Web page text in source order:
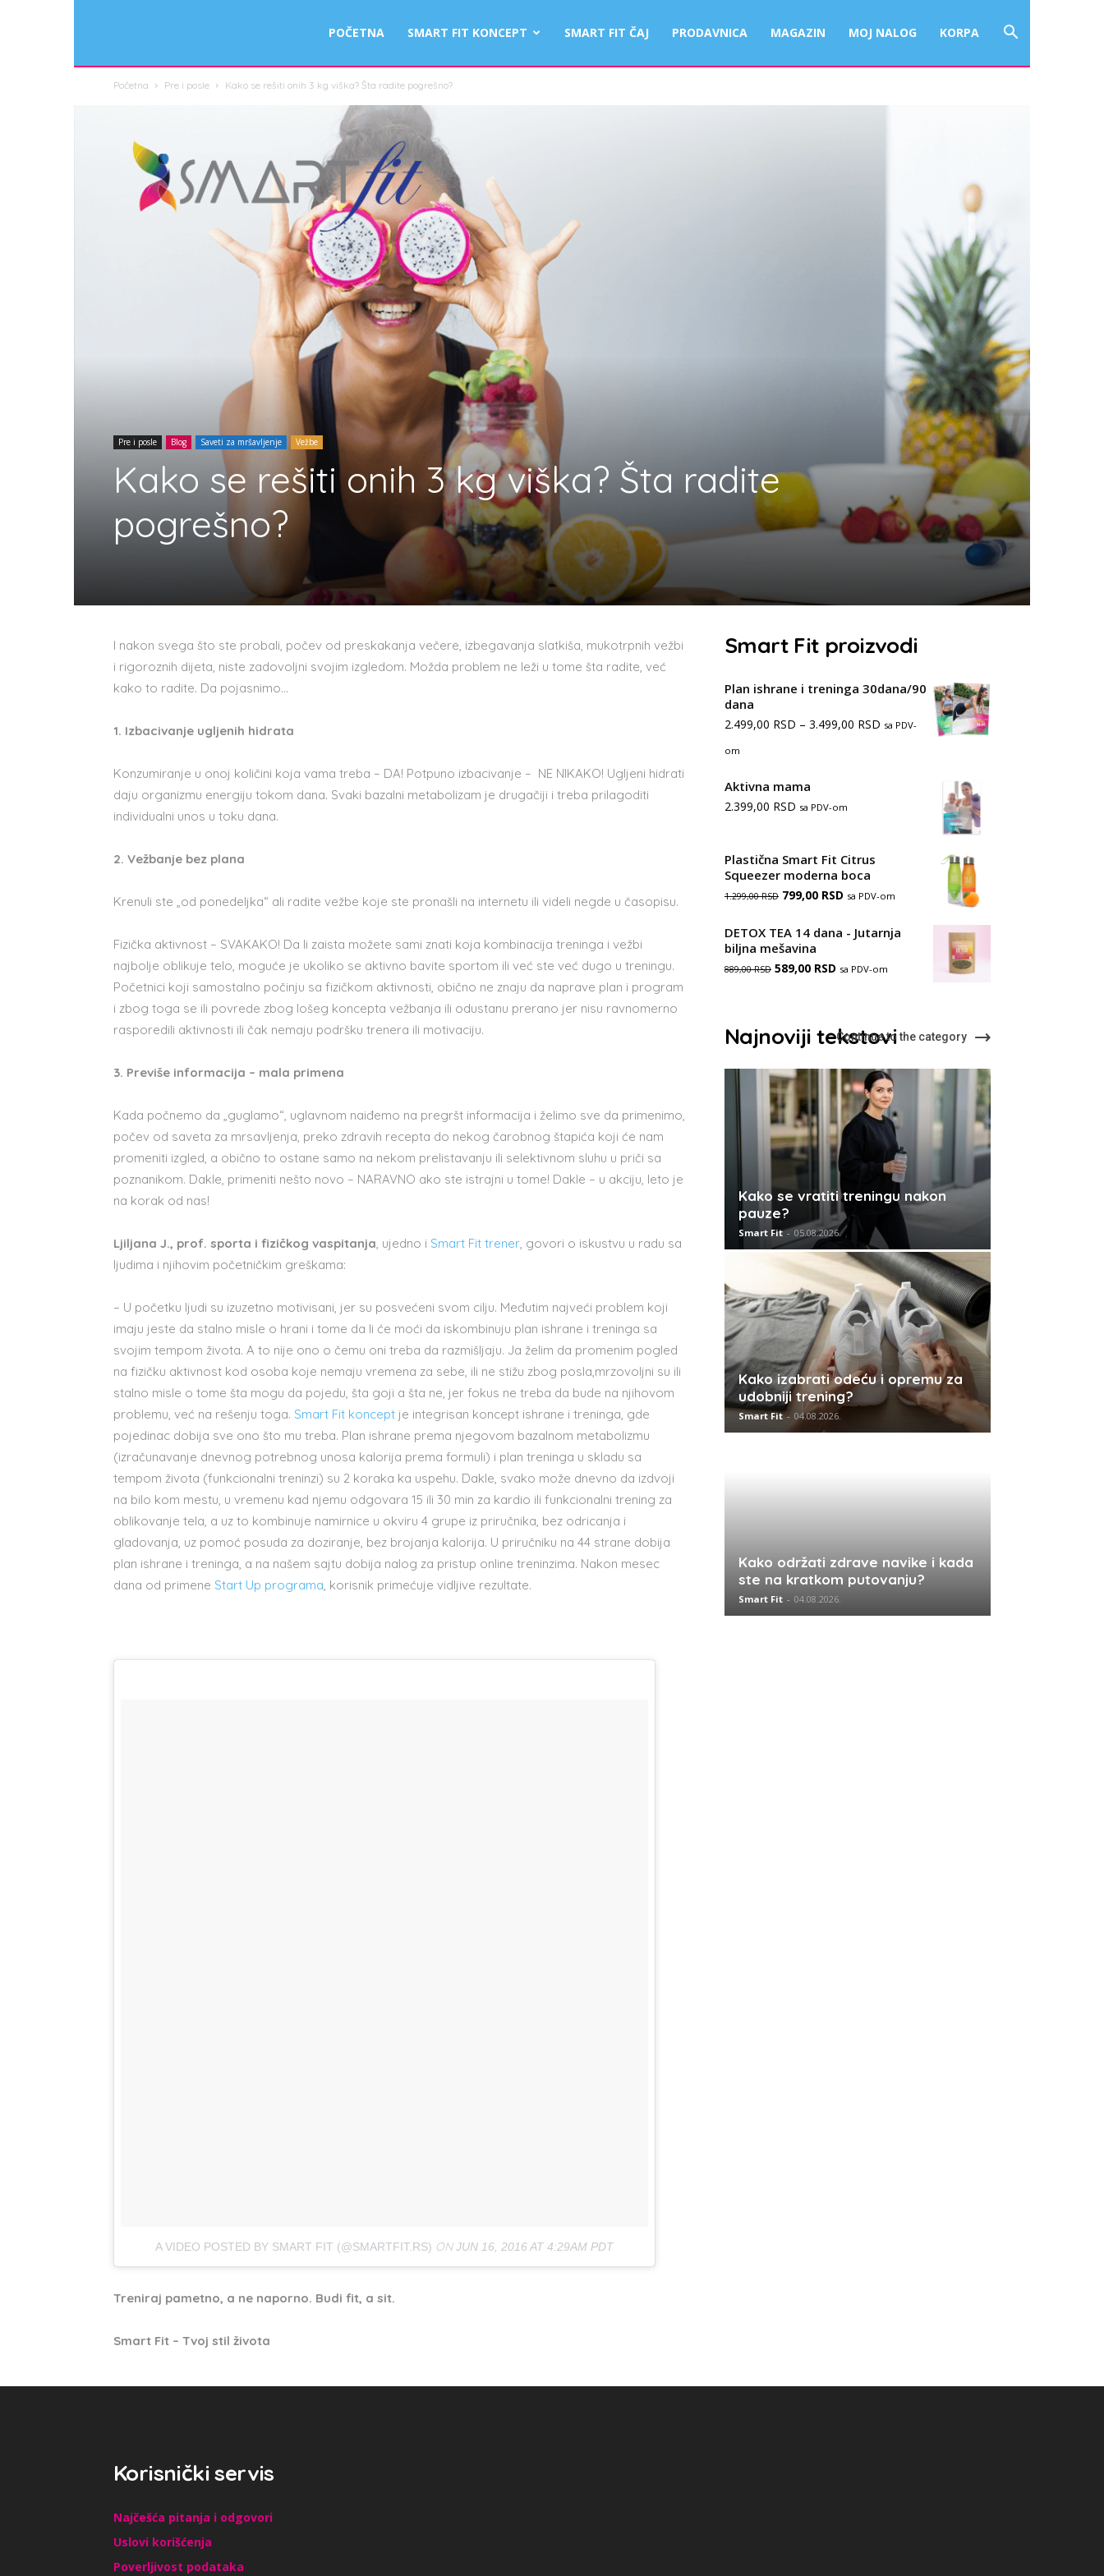
POČETNA SMART FIT KONCEPT SMART FIT ČAJ PRODAVNICA MAGAZIN MOJ NALOG KORPA
Početna Pre i posle Kako se rešiti onih 3 kg viška? Šta radite pogrešno?
Pre i posle Blog Saveti za mršavljenje Vežbe
Kako se rešiti onih 3 kg viška? Šta radite
pogrešno?
I nakon svega što ste probali, počev od preskakanja večere, izbegavanja slatkiša, mukotrpnih vežbi
i rigoroznih dijeta, niste zadovoljni svojim izgledom. Možda problem ne leži u tome šta radite, već
kako to radite. Da pojasnimo…
1. Izbacivanje ugljenih hidrata
Konzumiranje u onoj količini koja vama treba – DA! Potpuno izbacivanje – NE NIKAKO! Ugljeni hidrati
daju organizmu energiju tokom dana. Svaki bazalni metabolizam je drugačiji i treba prilagoditi
individualni unos u toku dana.
2. Vežbanje bez plana
Krenuli ste „od ponedeljka“ ali radite vežbe koje ste pronašli na internetu ili videli negde u časopisu.
Fizička aktivnost – SVAKAKO! Da li zaista možete sami znati koja kombinacija treninga i vežbi
najbolje oblikuje telo, moguće je ukoliko se aktivno bavite sportom ili već ste već dugo u treningu.
Početnici koji samostalno počinju sa fizičkom aktivnosti, obično ne znaju da naprave plan i program
i zbog toga se ili povrede zbog lošeg koncepta vežbanja ili odustanu prerano jer nisu ravnomerno
rasporedili aktivnosti ili čak nemaju podršku trenera ili motivaciju.
3. Previše informacija – mala primena
Kada počnemo da „guglamo“, uglavnom naiđemo na pregršt informacija i želimo sve da primenimo,
počev od saveta za mrsavljenja, preko zdravih recepta do nekog čarobnog štapića koji će nam
promeniti izgled, a obično to ostane samo na nekom prelistavanju ili selektivnom sluhu u priči sa
poznanikom. Dakle, primeniti nešto novo – NARAVNO ako ste istrajni u tome! Dakle – u akciju, leto je
na korak od nas!
Ljiljana J., prof. sporta i fizičkog vaspitanja, ujedno i Smart Fit trener, govori o iskustvu u radu sa
ljudima i njihovim početničkim greškama:
– U početku ljudi su izuzetno motivisani, jer su posvećeni svom cilju. Međutim najveći problem koji
imaju jeste da stalno misle o hrani i tome da li će moći da iskombinuju plan ishrane i treninga sa
svojim tempom života. A to nije ono o čemu oni treba da razmišljaju. Ja želim da promenim pogled
na fizičku aktivnost kod osoba koje nemaju vremena za sebe, ili ne stižu zbog posla,mrzovoljni su ili
stalno misle o tome šta mogu da pojedu, šta goji a šta ne, jer fokus ne treba da bude na njihovom
problemu, već na rešenju toga. Smart Fit koncept je integrisan koncept ishrane i treninga, gde
pojedinac dobija sve ono što mu treba. Plan ishrane prema njegovom bazalnom metabolizmu
(izračunavanje dnevnog potrebnog unosa kalorija prema formuli) i plan treninga u skladu sa
tempom života (funkcionalni treninzi) su 2 koraka ka uspehu. Dakle, svako može dnevno da izdvoji
na bilo kom mestu, u vremenu kad njemu odgovara 15 ili 30 min za kardio ili funkcionalni trening za
oblikovanje tela, a uz to kombinuje namirnice u okviru 4 grupe iz priručnika, bez odricanja i
gladovanja, uz pomoć posuda za doziranje, bez brojanja kalorija. U priručniku na 44 strane dobija
plan ishrane i treninga, a na našem sajtu dobija nalog za pristup online treninzima. Nakon mesec
dana od primene Start Up programa, korisnik primećuje vidljive rezultate.
A VIDEO POSTED BY SMART FIT (@SMARTFIT.RS) ONJUN 16, 2016 AT 4:29AM PDT
Treniraj pametno, a ne naporno. Budi fit, a sit.
Smart Fit – Tvoj stil života
Smart Fit proizvodi
Plan ishrane i treninga 30dana/90
dana
2.499,00 RSD – 3.499,00 RSD Распон
2.499,00 RSD
sa PDV-
om
Aktivna mama
2.399,00 RSD sa PDV-om
Plastična Smart Fit Citrus
Squeezer moderna boca
1.299,00RSD Оригинална
је
била:
799,00 RSD Тренутна
је:
799,00 RSD.
sa PDV-om
DETOX TEA 14 dana - Jutarnja
biljna mešavina
889,00RSD Оригинална
била:
889,00 RSD.
589,00 RSD Тренутна
589,00 RSD.
sa PDV-om
Najnoviji tekstoviContinue to the category
Kako se vratiti treningu nakon
pauze?
Smart Fit - 05.08.2026.
Kako izabrati odeću i opremu za
udobniji trening?
Smart Fit - 04.08.2026.
Kako održati zdrave navike i kada
ste na kratkom putovanju?
Smart Fit - 04.08.2026.
Korisnički servis
Najčešća pitanja i odgovori
Uslovi korišćenja
Poverljivost podataka